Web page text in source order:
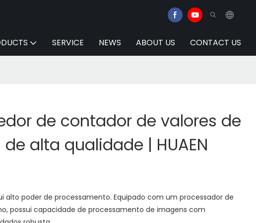
SERVICE NEWS ABOUT US CONTACT US
de contador de valores de
alta qualidade | HUAEN
alto poder de processamento. Equipado com um processador de
possui capacidade de processamento de imagens com